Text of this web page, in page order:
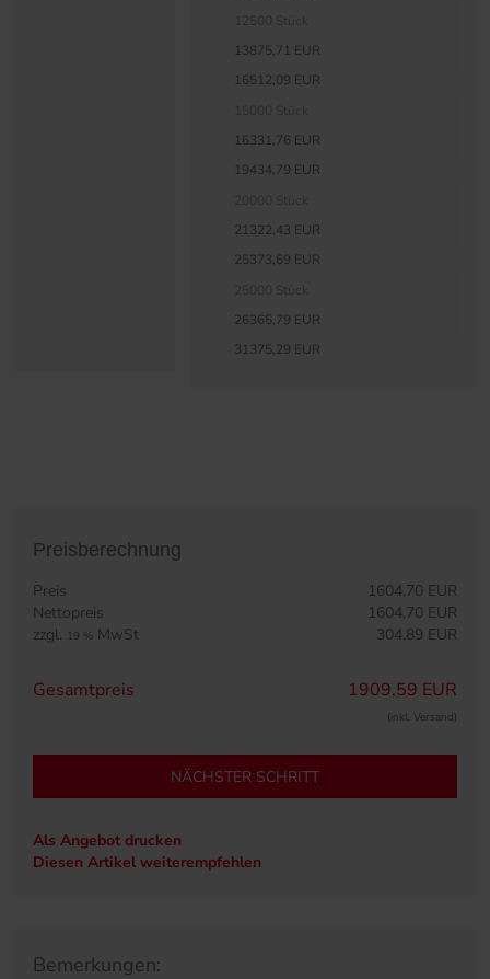
13875,71 EUR
16512,09 EUR
16331,76 EUR
19434,79 EUR
21322,43 EUR
25373,69 EUR
26365,79 EUR
31375,29 EUR
Preisberechnung
Preis
1604,70 EUR
Nettopreis
1604,70 EUR
zzgl. 19 % MwSt 304,89 EUR
Gesamtpreis 1909,59 EUR
(inkl. Versand)
NÄCHSTER SCHRITT
Als Angebot drucken
Diesen Artikel weiterempfehlen
Bemerkungen: